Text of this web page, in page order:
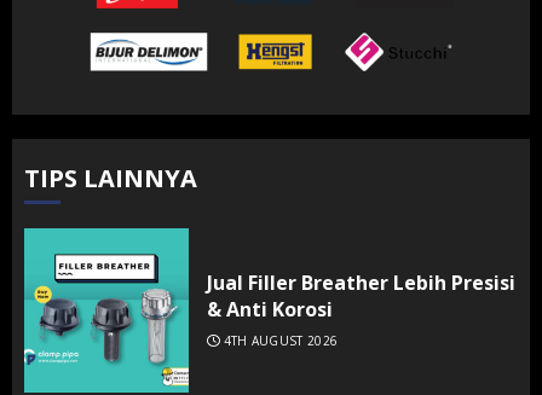
TIPS LAINNYA
Jual Filler Breather Lebih Presisi
& Anti Korosi
4TH AUGUST 2026